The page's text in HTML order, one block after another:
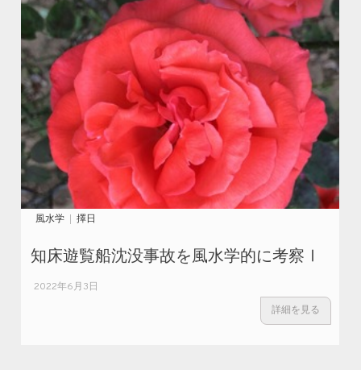
風水学 擇日
知床遊覧船沈没事故を風水学的に考察Ⅰ
2022年6月3日
詳細を見る